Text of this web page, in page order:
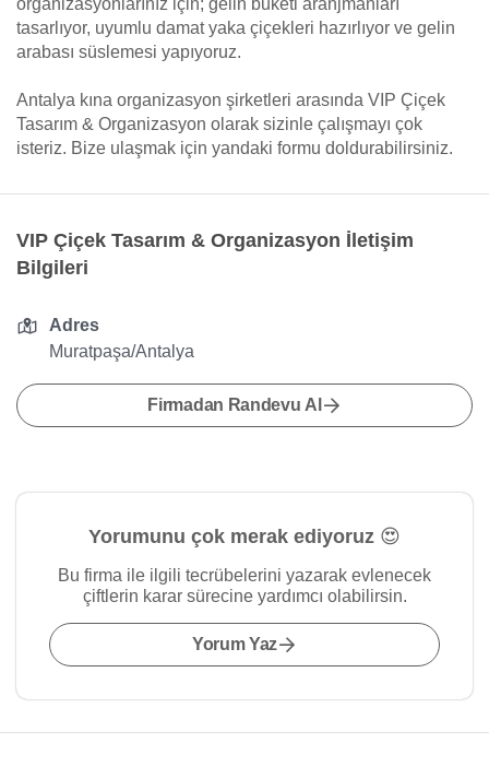
organizasyonlarınız için; gelin buketi aranjmanları
tasarlıyor, uyumlu damat yaka çiçekleri hazırlıyor ve gelin
arabası süslemesi yapıyoruz.
Antalya kına organizasyon şirketleri arasında VIP Çiçek
Tasarım & Organizasyon olarak sizinle çalışmayı çok
isteriz. Bize ulaşmak için yandaki formu doldurabilirsiniz.
VIP Çiçek Tasarım & Organizasyon İletişim
Bilgileri
Adres
Muratpaşa/Antalya
Firmadan Randevu Al
Yorumunu çok merak ediyoruz 😍
Bu firma ile ilgili tecrübelerini yazarak evlenecek
çiftlerin karar sürecine yardımcı olabilirsin.
Yorum Yaz